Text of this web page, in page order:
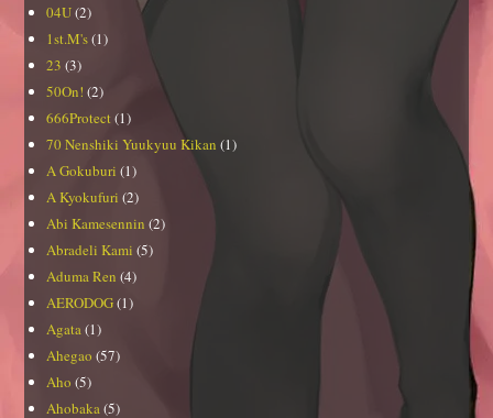
04U(2)
1st.M's(1)
23 (3)
50On! (2)
666Protect (1)
70 Nenshiki Yuukyuu Kikan (1)
A Gokuburi (1)
A Kyokufuri (2)
Abi Kamesennin (2)
Abradeli Kami (5)
Aduma Ren (4)
AERODOG(1)
Agata(1)
Ahegao (57)
Aho (5)
Ahobaka(5)